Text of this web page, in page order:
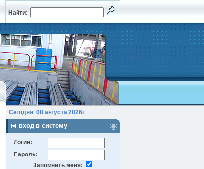
Найти:
Сегодня: 08 августа 2026г.
вход в систему
Логин:
Пароль:
Запомнить меня: